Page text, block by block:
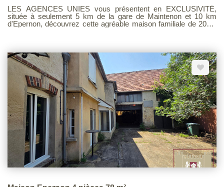
LES AGENCES UNIES vous présentent en EXCLUSIVITÉ,
située à seulement 5 km de la gare de Maintenon et 10 km
d'Epernon, découvrez cette agréable maison familiale de 2008,
belle pièce de vie de 46 m² avec un espace salon/séjour ouvert
sur une cuisine récente aménagée et équipée avec îlot central,
une buanderie, deux chambres, une salle de bains et un WC
indépendant. À l'étage, vous trouverez trois belles chambres,
une mezzanine pouvant servir de bureau ou d'espace jeux, ainsi
qu'une salle d'eau avec WC. Un garage de 40 m² avec grenier
au-dessus complète ce bien, offrant un bel espace de
rangement. La propriété bénéficie également d'un portail
motorisé, d'une porte de garage motorisée et d'une allée en
pavés de rue. À l'extérieur, vous profiterez d'un terrain de 1 300
m² sans vis-à-vis, avec une vue dégagée exceptionnelle, dans
un cadre paisible. Pour votre confort : chauffage par géothermie
au sol, fenêtres double vitrage, volets aluminium, fibre optique,
tout-à-l'égout et conduit de cheminée existant. Barème
d'honoraires page 6